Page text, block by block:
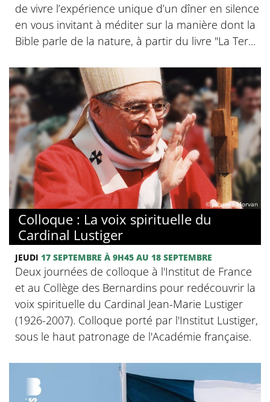
de vivre l’expérience unique d’un dîner en silence
en vous invitant à méditer sur la manière dont la
Bible parle de la nature, à partir du livre "La Ter...
© Jacques Morvan
Colloque : La voix spirituelle du
Cardinal Lustiger
JEUDI 17 SEPTEMBRE À 9H45 AU 18 SEPTEMBRE
Deux journées de colloque à l'Institut de France
et au Collège des Bernardins pour redécouvrir la
voix spirituelle du Cardinal Jean-Marie Lustiger
(1926-2007). Colloque porté par l'Institut Lustiger,
sous le haut patronage de l'Académie française.